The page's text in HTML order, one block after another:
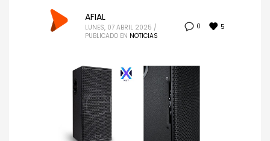
0 5
AFIAL
LUNES, 07 ABRIL 2025 /
PUBLICADO EN NOTICIAS